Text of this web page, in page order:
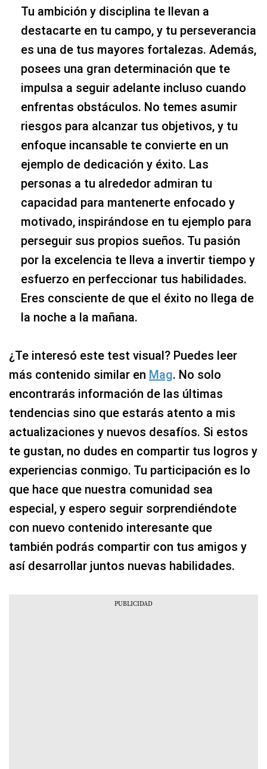
Tu ambición y disciplina te llevan a
destacarte en tu campo, y tu perseverancia
es una de tus mayores fortalezas. Además,
posees una gran determinación que te
impulsa a seguir adelante incluso cuando
enfrentas obstáculos. No temes asumir
riesgos para alcanzar tus objetivos, y tu
enfoque incansable te convierte en un
ejemplo de dedicación y éxito. Las
personas a tu alrededor admiran tu
capacidad para mantenerte enfocado y
motivado, inspirándose en tu ejemplo para
perseguir sus propios sueños. Tu pasión
por la excelencia te lleva a invertir tiempo y
esfuerzo en perfeccionar tus habilidades.
Eres consciente de que el éxito no llega de
la noche a la mañana.
¿Te interesó este test visual? Puedes leer
más contenido similar en Mag. No solo
encontrarás información de las últimas
tendencias sino que estarás atento a mis
actualizaciones y nuevos desafíos. Si estos
te gustan, no dudes en compartir tus logros y
experiencias conmigo. Tu participación es lo
que hace que nuestra comunidad sea
especial, y espero seguir sorprendiéndote
con nuevo contenido interesante que
también podrás compartir con tus amigos y
así desarrollar juntos nuevas habilidades.